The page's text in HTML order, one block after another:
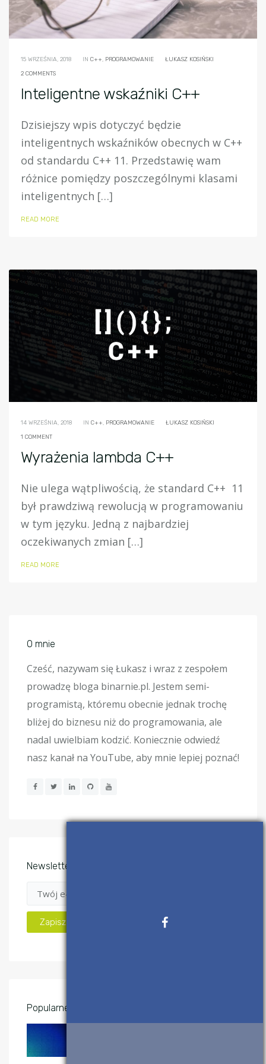
15 WRZEŚNIA, 2018 IN C++, PROGRAMOWANIE
ŁUKASZ KOSIŃSKI
2 COMMENTS
Inteligentne wskaźniki C++
Dzisiejszy wpis dotyczyć będzie
inteligentnych wskaźników obecnych w C++
od standardu C++ 11. Przedstawię wam
różnice pomiędzy poszczególnymi klasami
inteligentnych […]
READ MORE
14 WRZEŚNIA, 2018 IN C++, PROGRAMOWANIE
ŁUKASZ KOSIŃSKI
1 COMMENT
Wyrażenia lambda C++
Nie ulega wątpliwością, że standard C++ 11
był prawdziwą rewolucją w programowaniu
w tym języku. Jedną z najbardziej
oczekiwanych zmian […]
READ MORE
O mnie
Cześć, nazywam się Łukasz i wraz z zespołem
prowadzę bloga binarnie.pl. Jestem semi-
programistą, któremu obecnie jednak trochę
bliżej do biznesu niż do programowania, ale
nadal uwielbiam kodzić. Koniecznie odwiedź
nasz kanał na YouTube, aby mnie lepiej poznać!
Newsletter
Popularne wpisy